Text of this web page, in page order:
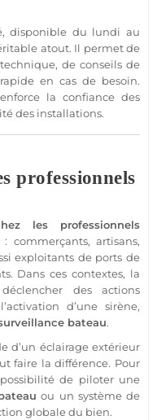
disponible du lundi au
atout. Il permet de
de conseils de
rapide en cas de besoin.
la confiance des
des installations.
professionnels
les professionnels
commerçants, artisans,
exploitants de ports de
Dans ces contextes, la
des actions
d’une sirène,
bateau.
d’un éclairage extérieur
faire la différence. Pour
de piloter une
ou un systèmede
globale du bien.